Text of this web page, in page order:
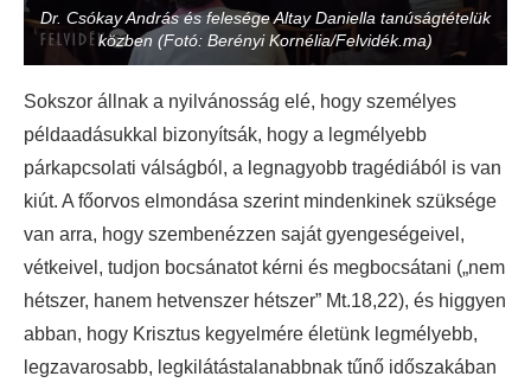
Dr. Csókay András és felesége Altay Daniella tanúságtételük
közben (Fotó: Berényi Kornélia/Felvidék.ma)
Sokszor állnak a nyilvánosság elé, hogy személyes
példaadásukkal bizonyítsák, hogy a legmélyebb
párkapcsolati válságból, a legnagyobb tragédiából is van
kiút. A főorvos elmondása szerint mindenkinek szüksége
van arra, hogy szembenézzen saját gyengeségeivel,
vétkeivel, tudjon bocsánatot kérni és megbocsátani („nem
hétszer, hanem hetvenszer hétszer” Mt.18,22), és higgyen
abban, hogy Krisztus kegyelmére életünk legmélyebb,
legzavarosabb, legkilátástalanabbnak tűnő időszakában